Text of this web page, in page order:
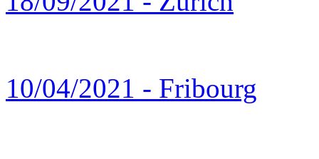
10/04/2021 - Fribourg